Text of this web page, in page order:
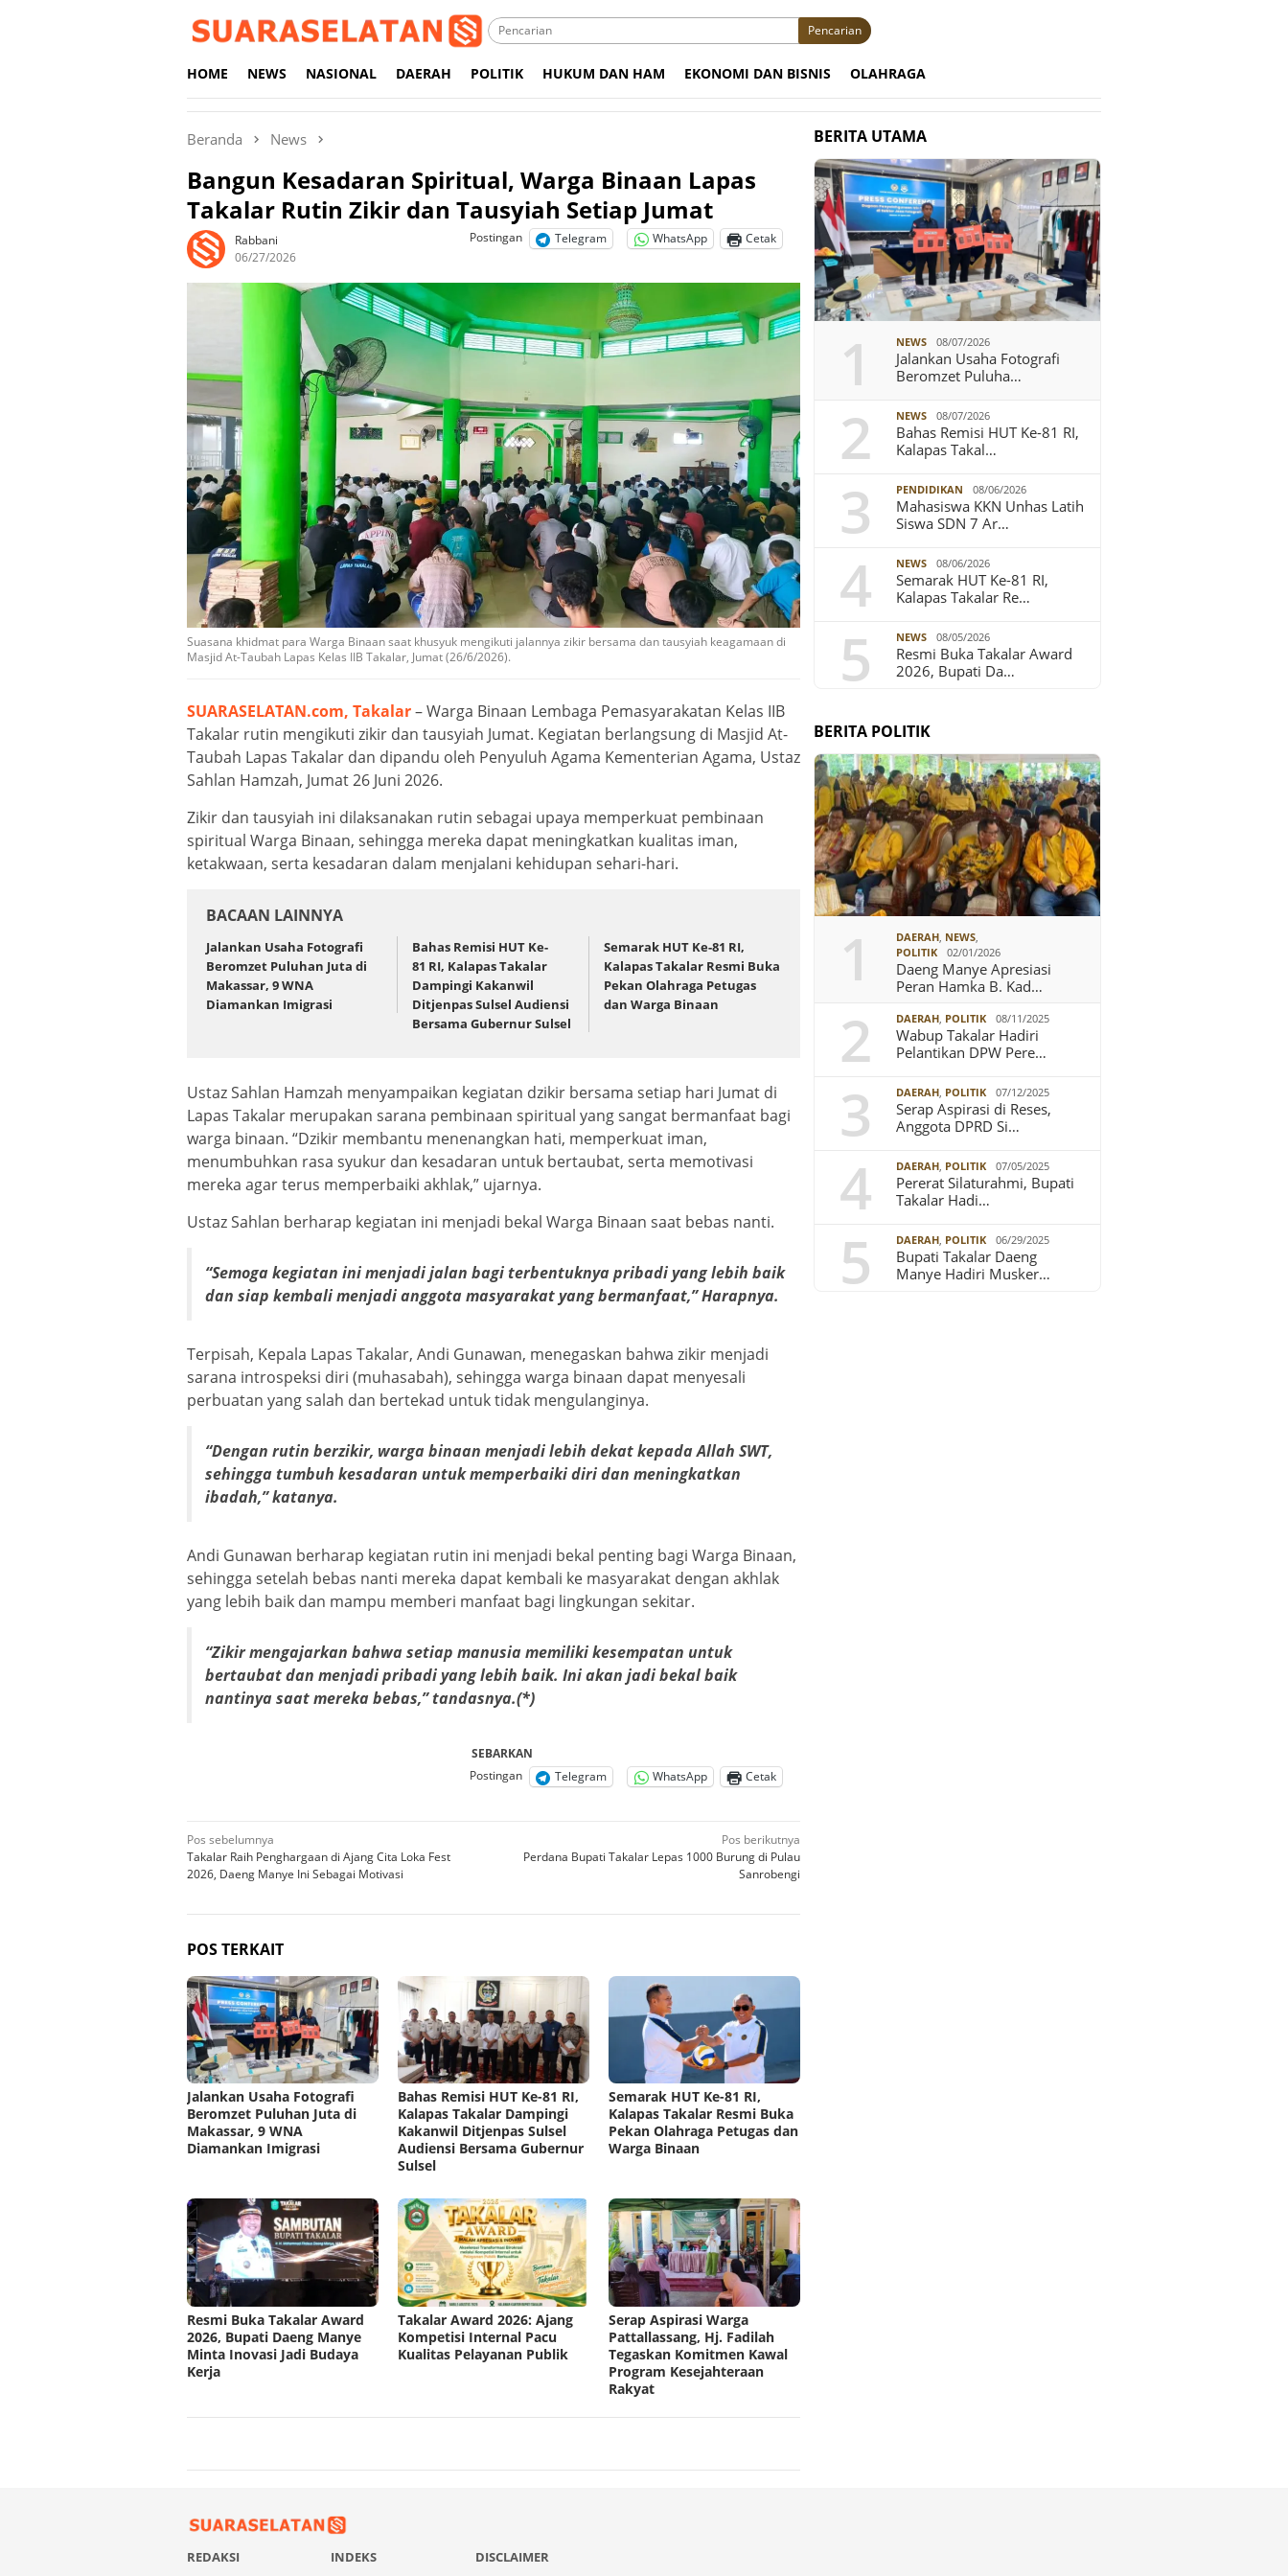
Pencarian
HOME NEWS NASIONAL DAERAH POLITIK HUKUM DAN HAM EKONOMI DAN BISNIS OLAHRAGA
Beranda News
Bangun Kesadaran Spiritual, Warga Binaan Lapas
Takalar Rutin Zikir dan Tausyiah Setiap Jumat
Rabbani
06/27/2026
Postingan Telegram WhatsApp Cetak
Suasana khidmat para Warga Binaan saat khusyuk mengikuti jalannya zikir bersama dan tausyiah keagamaan di
Masjid At-Taubah Lapas Kelas IIB Takalar, Jumat (26/6/2026).
SUARASELATAN.com, Takalar– Warga Binaan Lembaga Pemasyarakatan Kelas IIB
Takalar rutin mengikuti zikir dan tausyiah Jumat. Kegiatan berlangsung di Masjid At-
Taubah Lapas Takalar dan dipandu oleh Penyuluh Agama Kementerian Agama, Ustaz
Sahlan Hamzah, Jumat 26 Juni 2026.
Zikir dan tausyiah ini dilaksanakan rutin sebagai upaya memperkuat pembinaan
spiritual Warga Binaan, sehingga mereka dapat meningkatkan kualitas iman,
ketakwaan, serta kesadaran dalam menjalani kehidupan sehari-hari.
BACAAN LAINNYA
Jalankan Usaha Fotografi
Beromzet Puluhan Juta di
Makassar, 9 WNA
Diamankan Imigrasi
Bahas Remisi HUT Ke-
81 RI, Kalapas Takalar
Dampingi Kakanwil
Ditjenpas Sulsel Audiensi
Bersama Gubernur Sulsel
Semarak HUT Ke-81 RI,
Kalapas Takalar Resmi Buka
Pekan Olahraga Petugas
dan Warga Binaan
Ustaz Sahlan Hamzah menyampaikan kegiatan dzikir bersama setiap hari Jumat di
Lapas Takalar merupakan sarana pembinaan spiritual yang sangat bermanfaat bagi
warga binaan. “Dzikir membantu menenangkan hati, memperkuat iman,
menumbuhkan rasa syukur dan kesadaran untuk bertaubat, serta memotivasi
mereka agar terus memperbaiki akhlak,” ujarnya.
Ustaz Sahlan berharap kegiatan ini menjadi bekal Warga Binaan saat bebas nanti.
“Semoga kegiatan ini menjadi jalan bagi terbentuknya pribadi yang lebih baik
dan siap kembali menjadi anggota masyarakat yang bermanfaat,” Harapnya.
Terpisah, Kepala Lapas Takalar, Andi Gunawan, menegaskan bahwa zikir menjadi
sarana introspeksi diri (muhasabah), sehingga warga binaan dapat menyesali
perbuatan yang salah dan bertekad untuk tidak mengulanginya.
“Dengan rutin berzikir, warga binaan menjadi lebih dekat kepada Allah SWT,
sehingga tumbuh kesadaran untuk memperbaiki diri dan meningkatkan
ibadah,” katanya.
Andi Gunawan berharap kegiatan rutin ini menjadi bekal penting bagi Warga Binaan,
sehingga setelah bebas nanti mereka dapat kembali ke masyarakat dengan akhlak
yang lebih baik dan mampu memberi manfaat bagi lingkungan sekitar.
“Zikir mengajarkan bahwa setiap manusia memiliki kesempatan untuk
bertaubat dan menjadi pribadi yang lebih baik. Ini akan jadi bekal baik
nantinya saat mereka bebas,” tandasnya.(*)
SEBARKAN
Postingan
Telegram WhatsApp Cetak
Navigasi
pos
Pos sebelumnya
Takalar Raih Penghargaan di Ajang Cita Loka Fest
2026, Daeng Manye Ini Sebagai Motivasi
Pos berikutnya
Perdana Bupati Takalar Lepas 1000 Burung di Pulau
Sanrobengi
POS TERKAIT
Jalankan Usaha Fotografi
Beromzet Puluhan Juta di
Makassar, 9 WNA
Diamankan Imigrasi
Bahas Remisi HUT Ke-81 RI,
Kalapas Takalar Dampingi
Kakanwil Ditjenpas Sulsel
Audiensi Bersama Gubernur
Sulsel
Semarak HUT Ke-81 RI,
Kalapas Takalar Resmi Buka
Pekan Olahraga Petugas dan
Warga Binaan
Resmi Buka Takalar Award
2026, Bupati Daeng Manye
Minta Inovasi Jadi Budaya
Kerja
Takalar Award 2026: Ajang
Kompetisi Internal Pacu
Kualitas Pelayanan Publik
Serap Aspirasi Warga
Pattallassang, Hj. Fadilah
Tegaskan Komitmen Kawal
Program Kesejahteraan
Rakyat
BERITA UTAMA
1 NEWS 08/07/2026
Jalankan Usaha Fotografi
Beromzet Puluha…
2 NEWS 08/07/2026
Bahas Remisi HUT Ke-81 RI,
Kalapas Takal…
3 PENDIDIKAN 08/06/2026
Mahasiswa KKN Unhas Latih
Siswa SDN 7 Ar…
4 NEWS 08/06/2026
Semarak HUT Ke-81 RI,
Kalapas Takalar Re…
5 NEWS 08/05/2026
Resmi Buka Takalar Award
2026, Bupati Da…
BERITA POLITIK
1 DAERAH, NEWS,
POLITIK
02/01/2026
Daeng Manye Apresiasi
Peran Hamka B. Kad…
2 DAERAH, POLITIK 08/11/2025
Wabup Takalar Hadiri
Pelantikan DPW Pere…
3 DAERAH, POLITIK 07/12/2025
Serap Aspirasi di Reses,
Anggota DPRD Si…
4 DAERAH, POLITIK 07/05/2025
Pererat Silaturahmi, Bupati
Takalar Hadi…
5 DAERAH, POLITIK 06/29/2025
Bupati Takalar Daeng
Manye Hadiri Musker…
REDAKSI INDEKS
DISCLAIMER